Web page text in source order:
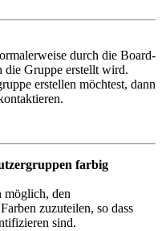
durch die Board-
die Gruppe erstellt wird.
erstellen möchtest, dann
farbig
möglich, den
zuzuteilen, so dass
sind.